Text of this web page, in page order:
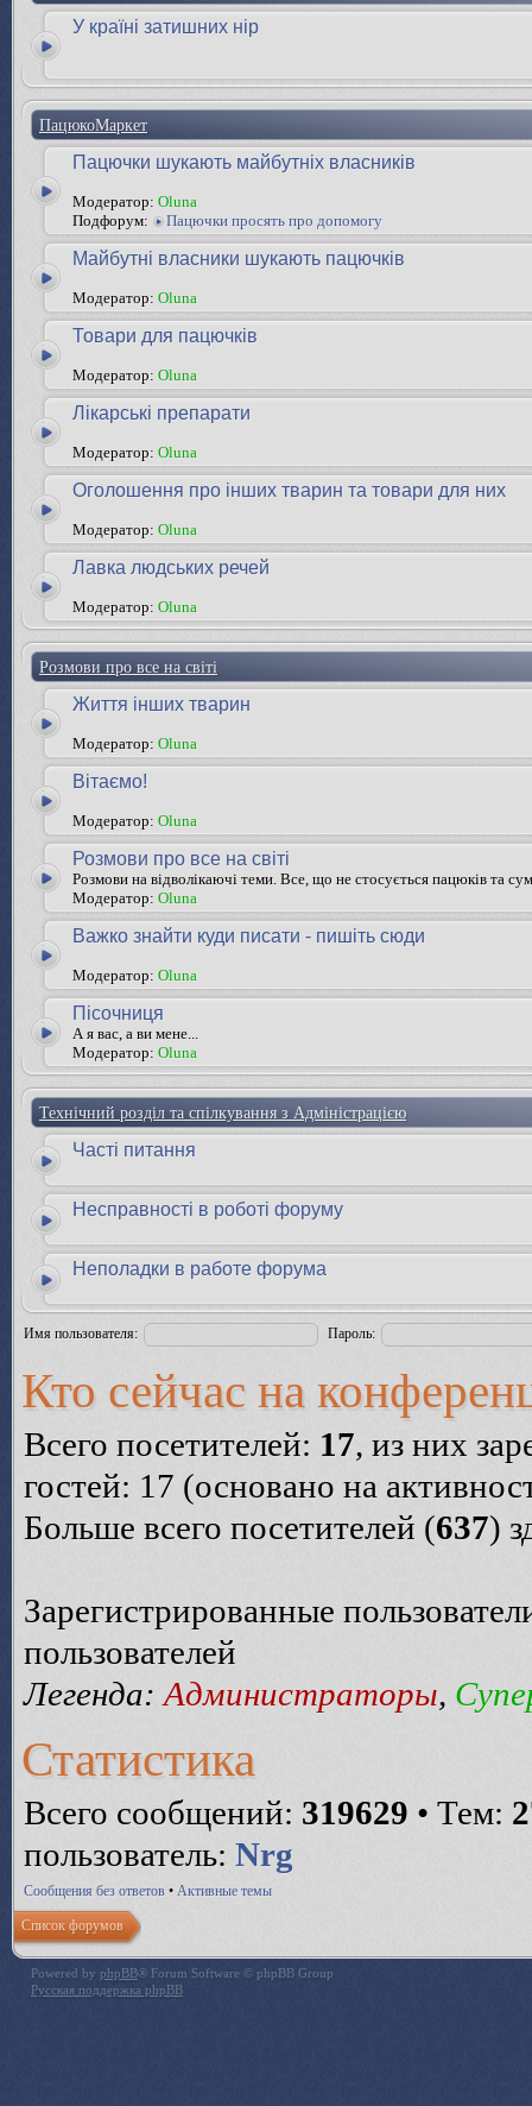
У країні затишних нір
ПацюкоМаркет
Пацючки шукають майбутніх власників
Модератор: Oluna
Подфорум:
Пацючки просять про допомогу
Майбутні власники шукають пацючків
Модератор: Oluna
Товари для пацючків
Модератор: Oluna
Лікарські препарати
Модератор: Oluna
Оголошення про інших тварин та товари для них
Модератор: Oluna
Лавка людських речей
Модератор: Oluna
Розмови про все на світі
Життя інших тварин
Модератор: Oluna
Вітаємо!
Модератор: Oluna
Розмови про все на світі
Розмови на відволікаючі теми. Все, що не стосується пацюків та
Модератор: Oluna
Важко знайти куди писати - пишіть сюди
Модератор: Oluna
Пісочниця
А я вас, а ви мене...
Модератор: Oluna
Технічний розділ та спілкування з Адміністрацією
Часті питання
Несправності в роботі форуму
Неполадки в работе форума
Имя пользователя: Пароль:
Кто сейчас на
Всего посетителей: 17, из них
гостей: 17 (основано на
Больше всего посетителей (637)
Зарегистрированные
пользователей
Легенда: Администраторы,
Статистика
Всего сообщений: 319629 • Тем:
пользователь: Nrg
Сообщения без ответов • Активные темы
Список форумов
Powered by phpBB® Forum Software © phpBB Group
Русская поддержка phpBB